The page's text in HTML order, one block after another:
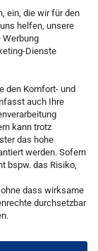
ein, die wir für den
helfen, unsere
Werbung
Dienste
den Komfort- und
auch Ihre
kann trotz
das hohe
werden. Sofern
bspw. das Risiko,
dass wirksame
durchsetzbar